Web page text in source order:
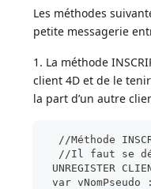
Les méthodes
petite messagerie
1. La méthode
client 4D et de le
la part d’un autre
//Méthode
//Il faut se
UNREGISTER
var